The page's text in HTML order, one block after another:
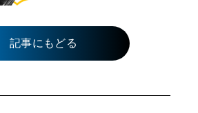
記事にもどる